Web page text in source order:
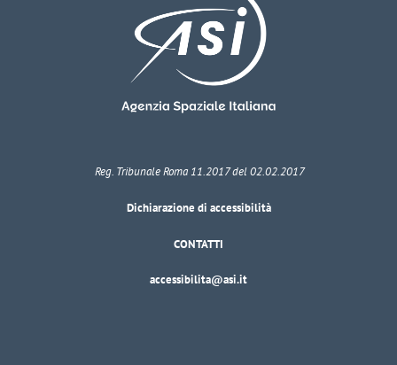
Reg. Tribunale Roma 11.2017 del 02.02.2017
Dichiarazione di accessibilità
CONTATTI
accessibilita@asi.it